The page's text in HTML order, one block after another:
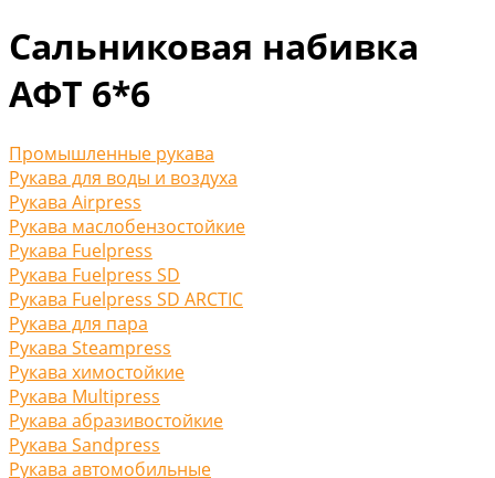
Сальниковая набивка
АФТ 6*6
Промышленные рукава
Рукава для воды и воздуха
Рукава Airpress
Рукава маслобензостойкие
Рукава Fuelpress
Рукава Fuelpress SD
Рукава Fuelpress SD ARCTIC
Рукава для пара
Рукава Steampress
Рукава химостойкие
Рукава Multipress
Рукава абразивостойкие
Рукава Sandpress
Рукава автомобильные